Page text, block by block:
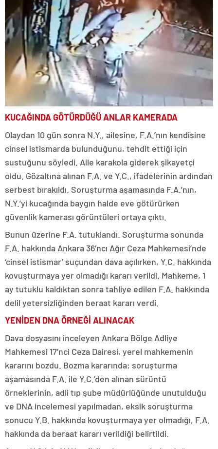
KUCAĞINDA GÖTÜRDÜĞÜ ANLAR KAMERADA
Olaydan 10 gün sonra N.Y., ailesine, F.A.’nın kendisine
cinsel istismarda bulunduğunu, tehdit ettiği için
sustuğunu söyledi. Aile karakola giderek şikayetçi
oldu. Gözaltına alınan F.A. ve Y.C., ifadelerinin ardından
serbest bırakıldı. Soruşturma aşamasında F.A.’nın,
N.Y.’yi kucağında baygın halde eve götürürken
güvenlik kamerası görüntüleri ortaya çıktı.
Bunun üzerine F.A. tutuklandı. Soruşturma sonunda
F.A. hakkında Ankara 36’ncı Ağır Ceza Mahkemesi’nde
‘cinsel istismar’ suçundan dava açılırken, Y.C. hakkında
kovuşturmaya yer olmadığı kararı verildi. Mahkeme, 1
ay tutuklu kaldıktan sonra tahliye edilen F.A. hakkında
delil yetersizliğinden beraat kararı verdi.
YENİDEN DNA ÖRNEĞİ ALINACAK
Dava dosyasını inceleyen Ankara Bölge Adliye
Mahkemesi 17’nci Ceza Dairesi, yerel mahkemenin
kararını bozdu. Bozma kararında; soruşturma
aşamasında F.A. ile Y.C.’den alınan sürüntü
örneklerinin, adli tıp şube müdürlüğünde unutulduğu
ve DNA incelemesi yapılmadan, eksik soruşturma
sonucu Y.B. hakkında kovuşturmaya yer olmadığı, F.A.
hakkında da beraat kararı verildiği belirtildi.